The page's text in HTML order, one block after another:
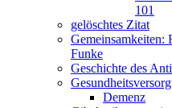
101
gelöschtes Zitat
Gemeinsamkeiten:
Funke
Geschichte des
Demenz